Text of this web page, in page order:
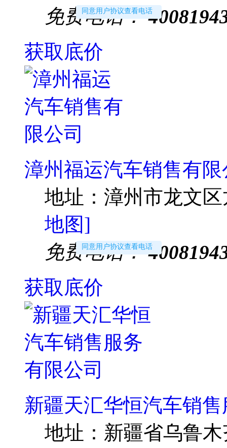
免费电话：
同意用户协议查看电话
获取底价
漳州福运汽车销售有限
地址： 漳州市龙文
地图]
免费电话：
同意用户协议查看电话
获取底价
新疆天汇华恒汽车销
地址： 新疆省乌鲁